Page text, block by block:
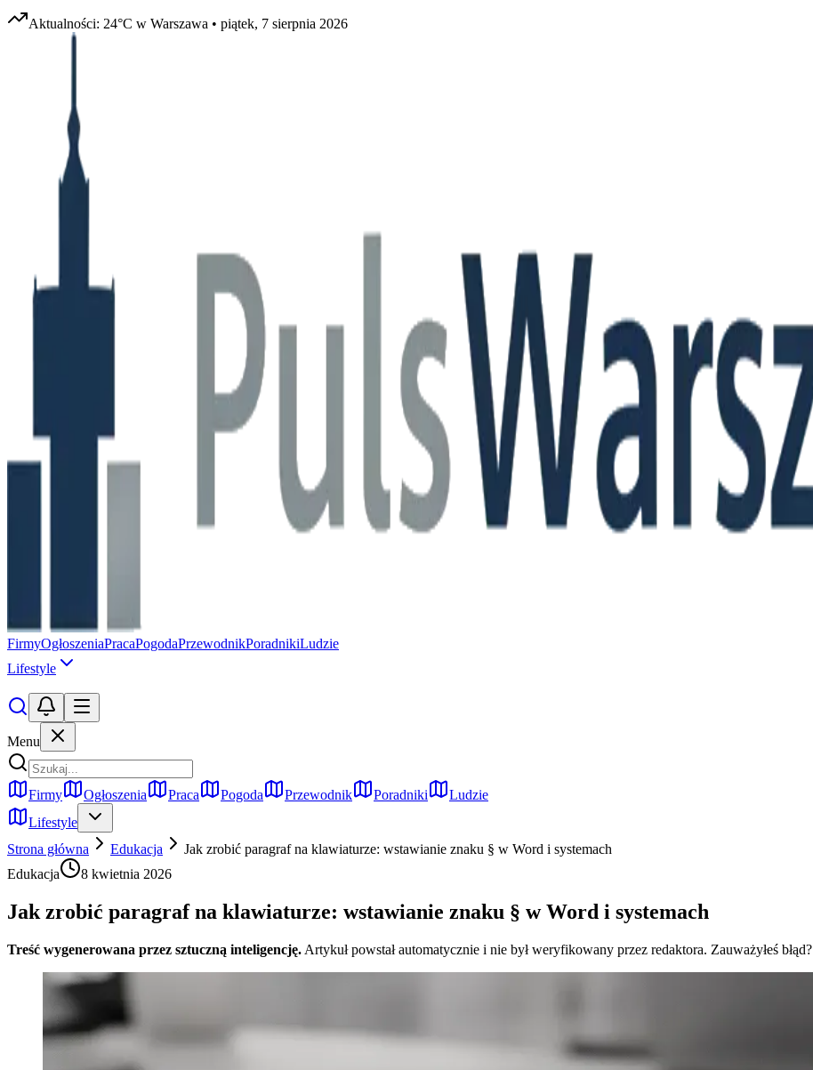
Aktualności: 24°C w Warszawa • piątek, 7 sierpnia 2026
FirmyOgłoszeniaPracaPogodaPrzewodnikPoradnikiLudzie
Lifestyle
Menu
Firmy Ogłoszenia Praca Pogoda Przewodnik Poradniki
Ludzie
Lifestyle
Strona główna
Edukacja
Jak zrobić paragraf na klawiaturze: wstawianie znaku § w Word i systemach
Edukacja
8 kwietnia 2026
Jak zrobić paragraf na klawiaturze: wstawianie znaku § w Word i systemach
Treść wygenerowana przez sztuczną inteligencję. Artykuł powstał automatycznie i nie był weryfikowany przez redaktora. Zauważyłeś błąd?